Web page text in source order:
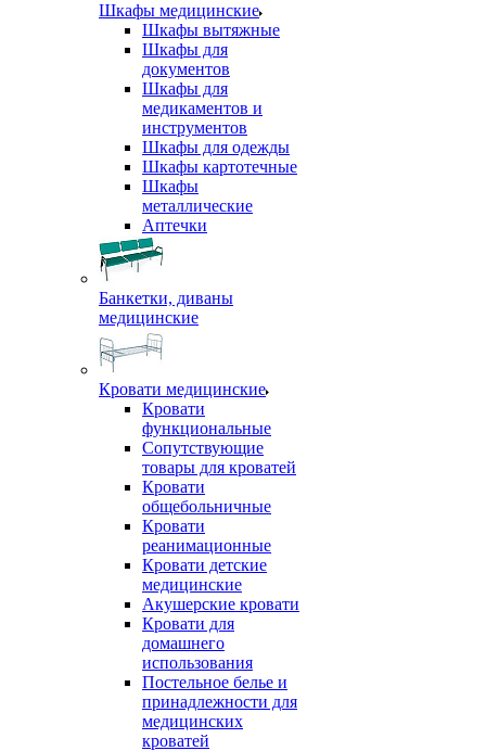
Шкафы медицинские
Шкафы вытяжные
Шкафы для
документов
Шкафы для
медикаментов и
инструментов
Шкафы для одежды
Шкафы картотечные
Шкафы
металлические
Аптечки
Банкетки, диваны
медицинские
Кровати медицинские
Кровати
функциональные
Сопутствующие
товары для кроватей
Кровати
общебольничные
Кровати
реанимационные
Кровати детские
медицинские
Акушерские кровати
Кровати для
домашнего
использования
Постельное белье и
принадлежности для
медицинских
кроватей